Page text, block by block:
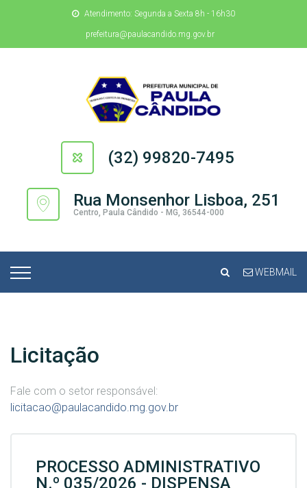
Atendimento: Segunda a Sexta 8h - 16h30
prefeitura@paulacandido.mg.gov.br
(32) 99820-7495
Rua Monsenhor Lisboa, 251
Centro, Paula Cândido - MG, 36544-000
WEBMAIL
Licitação
Fale com o setor responsável:
licitacao@paulacandido.mg.gov.br
PROCESSO ADMINISTRATIVO
N.º 035/2026 - DISPENSA